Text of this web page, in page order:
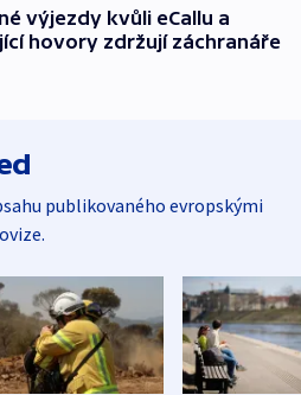
výjezdy kvůli eCallu a
hovory zdržují záchranáře
publikovaného evropskými